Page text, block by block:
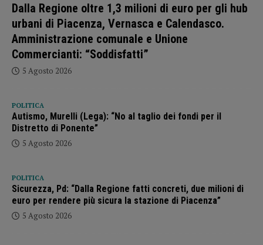
Dalla Regione oltre 1,3 milioni di euro per gli hub
urbani di Piacenza, Vernasca e Calendasco.
Amministrazione comunale e Unione
Commercianti: “Soddisfatti”
5 Agosto 2026
POLITICA
Autismo, Murelli (Lega): “No al taglio dei fondi per il
Distretto di Ponente”
5 Agosto 2026
POLITICA
Sicurezza, Pd: “Dalla Regione fatti concreti, due milioni di
euro per rendere più sicura la stazione di Piacenza”
5 Agosto 2026